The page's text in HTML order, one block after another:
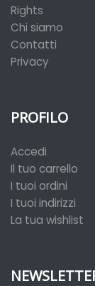
Rights
Chi siamo
Contatti
Privacy
PROFILO
Accedi
Il tuo carrello
I tuoi ordini
I tuoi indirizzi
La tua wishlist